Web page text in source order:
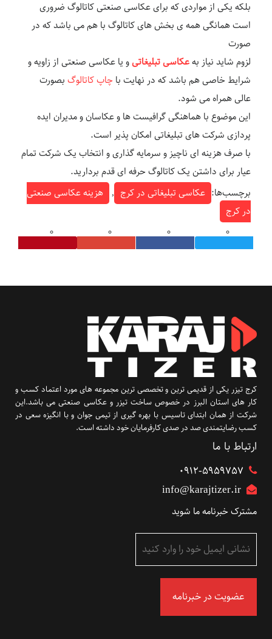
بلکه یکی از مواردی که برای عکاسی صنعتی کاتالوگ ضروری
است همانگی همه ی بخش های کاتالوگ با هم می باشد که در
صورت
لزوم شاید نیاز بهعکاسی تبلیغاتیو یا عکاسی صنعتی از زاویه و
شرایط خاصی هم باشد که در نهایت باچاپ کاتالوگبصورت
عالی همراه می شود.
این موضوع با هماهنگی گرافیست ها و عکاسان و مدیران ایده
پردازی شرکت های تبلیغاتی امکان پذیر است.
با صرف هزینه ای ناچیز و سرمایه گذاری و انتخاب یک شرکت تمام
عیار برای داشتن یک کاتالوگ حرفه ای قدم بردارید.
برچسب‌ها: عکاسی تبلیغاتی در کرج , هزینه عکاسی صنعتی
در کرج
کرج تیزر یکی از قدیمی ترین و تخصصی ترین مجموعه های مورد اعتماد کسب و
کار های استان البرز در خصوص ساخت تیزر و عکاسی صنعتی می باشد.این
شرکت از همان ابتدای تاسیس با بهره گیری از تیمی جوان و با انگیزه سعی در
کسب رضایتمندی صد در صدی کارفرمایان خود داشته است.
ارتباط با ما
۰۹۱۲-5959757
info@karajtizer.ir
مشترک خبرنامه ما شوید